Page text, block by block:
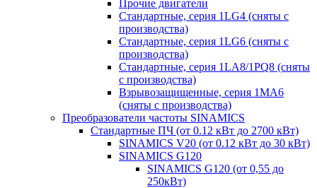
Прочие двигатели
Стандартные, серия 1LG4 (сняты с
производства)
Стандартные, серия 1LG6 (сняты с
производства)
Стандартные, серия 1LA8/1PQ8 (сняты
с производства)
Взрывозащищенные, серия 1MA6
(сняты с производства)
Преобразователи частоты SINAMICS
Стандартные ПЧ (от 0.12 кВт до 2700 кВт)
SINAMICS V20 (от 0.12 кВт до 30 кВт)
SINAMICS G120
SINAMICS G120 (от 0,55 до
250кВт)